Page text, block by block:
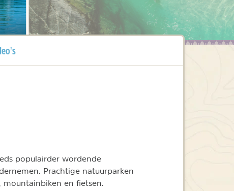
populairder wordende
Prachtige natuurparken
en fietsen.